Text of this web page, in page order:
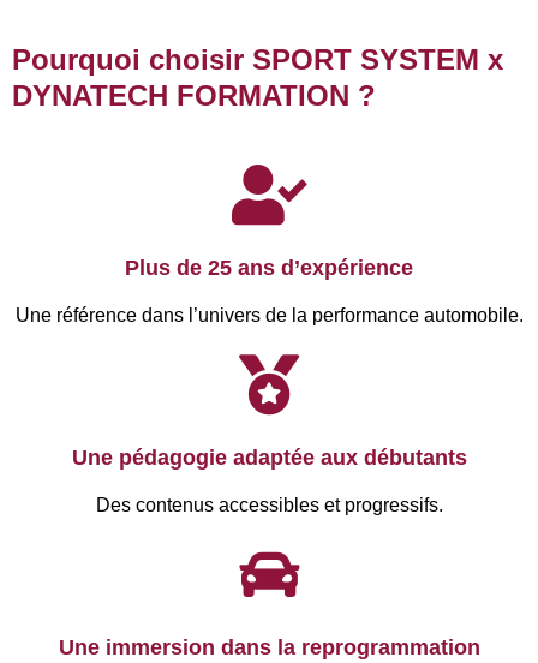
Pourquoi choisir SPORT SYSTEM x
DYNATECH FORMATION ?
Plus de 25 ans d’expérience
Une référence dans l’univers de la performance automobile.
Une pédagogie adaptée aux débutants
Des contenus accessibles et progressifs.
Une immersion dans la reprogrammation